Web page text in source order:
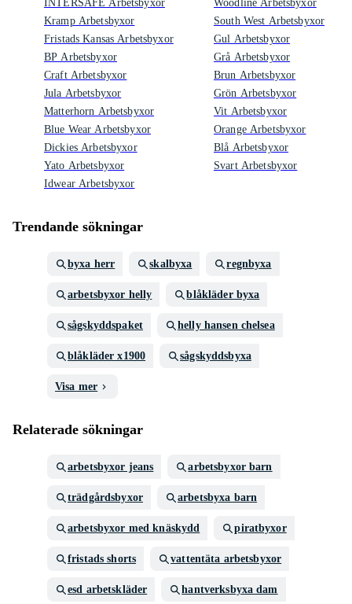
INTERSAFE Arbetsbyxor
Kramp Arbetsbyxor
Fristads Kansas Arbetsbyxor
BP Arbetsbyxor
Craft Arbetsbyxor
Jula Arbetsbyxor
Matterhorn Arbetsbyxor
Blue Wear Arbetsbyxor
Dickies Arbetsbyxor
Yato Arbetsbyxor
Idwear Arbetsbyxor
Woodline Arbetsbyxor
South West Arbetsbyxor
Gul Arbetsbyxor
Grå Arbetsbyxor
Brun Arbetsbyxor
Grön Arbetsbyxor
Vit Arbetsbyxor
Orange Arbetsbyxor
Blå Arbetsbyxor
Svart Arbetsbyxor
Trendande sökningar
byxa herr skalbyxa regnbyxa
arbetsbyxor helly blåkläder byxa
sågskyddspaket helly hansen chelsea
blåkläder x1900 sågskyddsbyxa
Visa mer
Relaterade sökningar
arbetsbyxor jeans arbetsbyxor barn
trädgårdsbyxor arbetsbyxa barn
arbetsbyxor med knäskydd piratbyxor
fristads shorts vattentäta arbetsbyxor
esd arbetskläder hantverksbyxa dam